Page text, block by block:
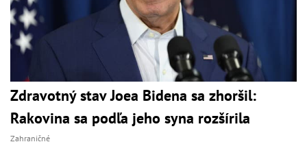
Zdravotný stav Joea Bidena sa zhoršil:
Rakovina sa podľa jeho syna rozšírila
Zahraničné